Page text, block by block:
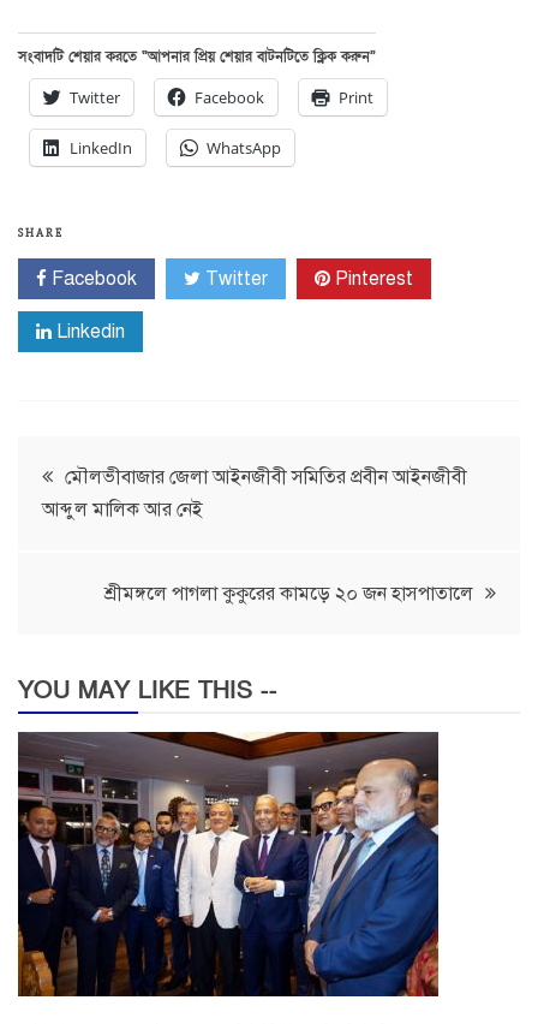
সংবাদটি শেয়ার করতে “আপনার প্রিয় শেয়ার বাটনটিতে ক্লিক করুন”
Twitter Facebook Print
LinkedIn WhatsApp
SHARE
Facebook Twitter Pinterest
Linkedin
Post
navigation
মৌলভীবাজার জেলা আইনজীবী সমিতির প্রবীন আইনজীবী
আব্দুল মালিক আর নেই
শ্রীমঙ্গলে পাগলা কুকুরের কামড়ে ২০ জন হাসপাতালে
YOU MAY LIKE THIS --